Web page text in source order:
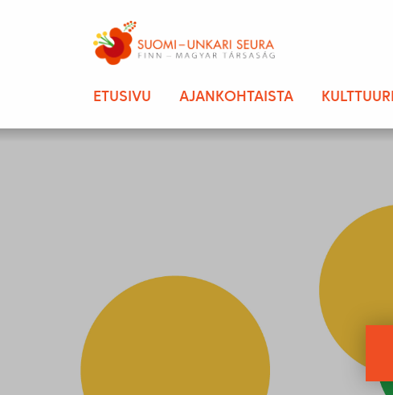
ETUSIVU AJANKOHTAISTA KULTTUURI